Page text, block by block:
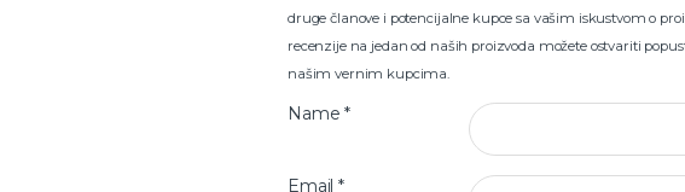
druge članove i potencijalne kupce sa vašim iskustvom o
recenzije na jedan od naših proizvoda možete ostvariti
našim vernim kupcima.
Name*
Email*